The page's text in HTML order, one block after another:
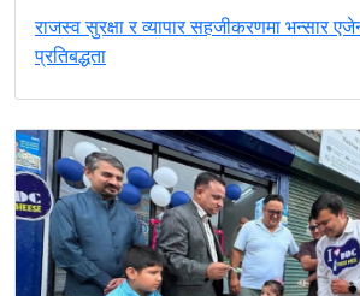
राजस्व सुरक्षा र व्यापार सहजीकरणमा भन्सार
प्रतिबद्धता